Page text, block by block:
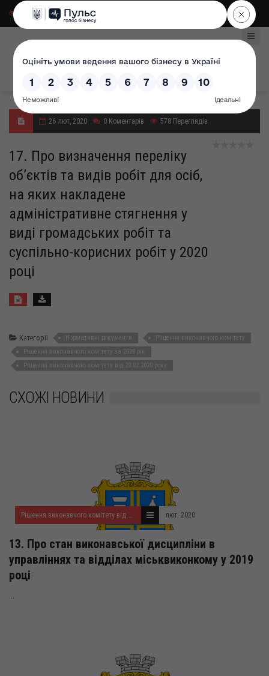
Для слабозорих|
26 лют, 2020 0 Коментарів 578 Переглядів
17. Про визначення переліку
об’єктів та видів робіт для осіб,
на яких накладене
адміністративне стягнення у
виді громадських робіт та
суспільно-корисних робіт у 2020
році
Категорії Нормативні документи
Рішення виконавчого комітету
Рішення виконавчого комітету за 2020 рік
Рішення виконавчого комітету від 20.02.2020 року
СХОЖІ НОВИНИ
Рішення виконавчого комітету від 20.02.2020 року лют. 2020
13. Про стан виконавської дисципліни в
управліннях та відділах міськвиконкому у 2019
році